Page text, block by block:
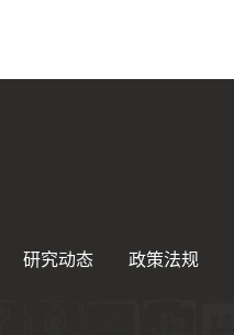
研究动态 政策法规